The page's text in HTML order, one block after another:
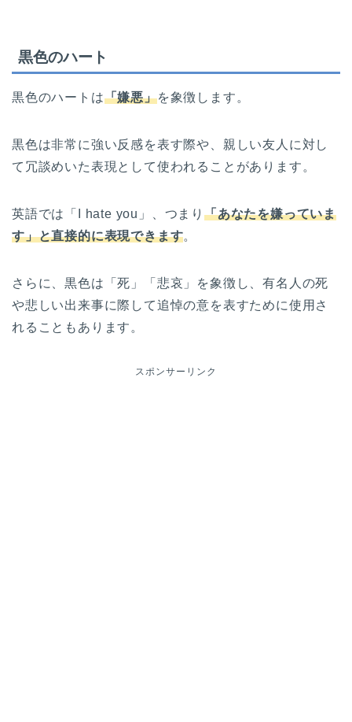
黒色のハート
黒色のハートは「嫌悪」を象徴します。
黒色は非常に強い反感を表す際や、親しい友人に対し
て冗談めいた表現として使われることがあります。
英語では「I hate you」、つまり 「あなたを嫌っていま
す」と直接的に表現できます。
さらに、黒色は「死」「悲哀」を象徴し、有名人の死
や悲しい出来事に際して追悼の意を表すために使用さ
れることもあります。
スポンサーリンク